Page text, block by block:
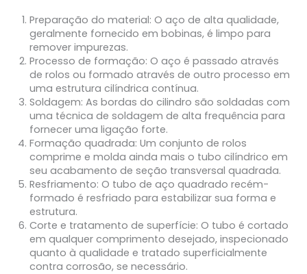
Preparação do material: O aço de alta qualidade,
geralmente fornecido em bobinas, é limpo para
remover impurezas.
Processo de formação: O aço é passado através
de rolos ou formado através de outro processo em
uma estrutura cilíndrica contínua.
Soldagem: As bordas do cilindro são soldadas com
uma técnica de soldagem de alta frequência para
fornecer uma ligação forte.
Formação quadrada: Um conjunto de rolos
comprime e molda ainda mais o tubo cilíndrico em
seu acabamento de seção transversal quadrada.
Resfriamento: O tubo de aço quadrado recém-
formado é resfriado para estabilizar sua forma e
estrutura.
Corte e tratamento de superfície: O tubo é cortado
em qualquer comprimento desejado, inspecionado
quanto à qualidade e tratado superficialmente
contra corrosão, se necessário.